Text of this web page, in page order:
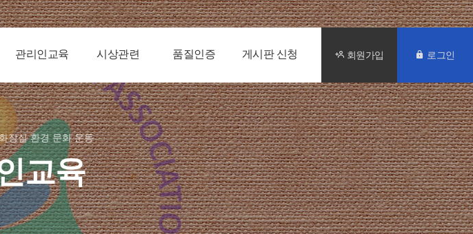
관리인교육 시상관련 품질인증 게시판 신청 회원가입 로그인
장실 환경 문화 운동
교육